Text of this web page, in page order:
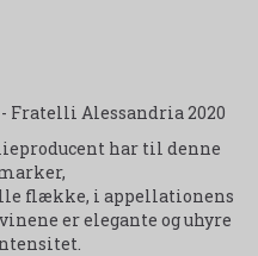
Fratelli Alessandria 2020
har til denne
flække, i appellationens
er elegante og uhyre